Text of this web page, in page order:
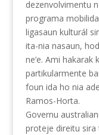
dezenvolvimentu
programa
ligasaun kulturál
ita-nia nasaun,
ne’e. Ami hakarak
partikularmente
foun ida ho nia
Ramos-Horta.
Governu
proteje direitu sira